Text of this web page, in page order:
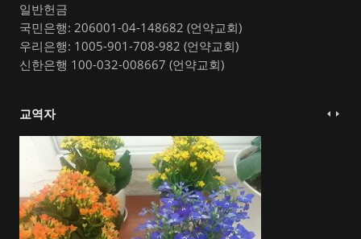
일반헌금
국민은행: 206001-04-148682 (언약교회)
우리은행: 1005-901-708-982 (언약교회)
신한은행 100-032-008667 (언약교회)
교역자